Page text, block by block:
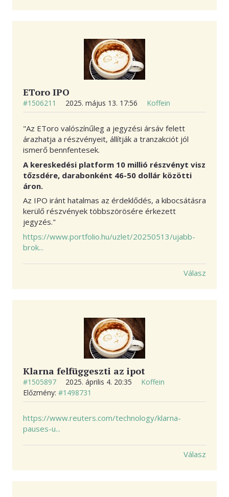
EToro IPO
#1506211 2025. május 13. 17:56 Koffein
"Az EToro valószínűleg a jegyzési ársáv felett
árazhatja a részvényeit, állítják a tranzakciót jól
ismerő bennfentesek.
A kereskedési platform 10 millió részvényt visz
tőzsdére, darabonként 46-50 dollár közötti
áron.
Az IPO iránt hatalmas az érdeklődés, a kibocsátásra
kerülő részvények többszörösére érkezett
jegyzés."
https://www.portfolio.hu/uzlet/20250513/ujabb-
brok...
Válasz
Klarna felfüggeszti az ipot
#1505897 2025. április 4. 20:35
Koffein
Előzmény: #1498731
https://www.reuters.com/technology/klarna-
pauses-u...
Válasz